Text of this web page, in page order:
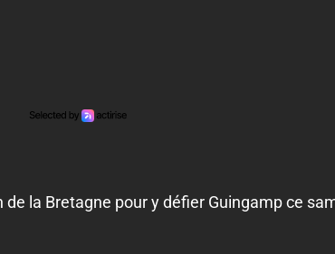
la Bretagne pour y défier Guingamp ce